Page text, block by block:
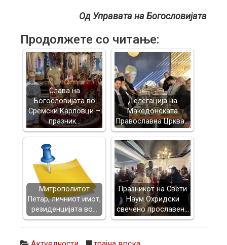
Од Управата на Богословијата
Продолжете со читање:
Слава на
Богословијата во
Сремски Карловци –
празник…
Делегација на
Македонската
Православна Црква…
Митрополитот
Петар, личниот имот,
резиденцијата во…
Празникот на Свети
Наум Охридски
свечено прославен…